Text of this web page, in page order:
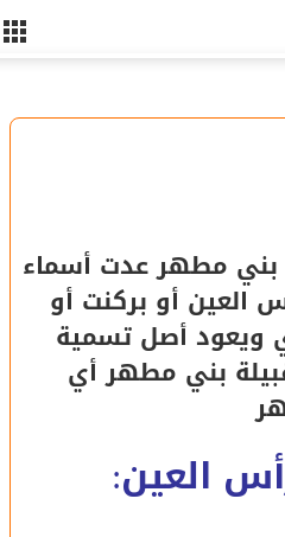
بني مطهر عدت أسماء
العين أو بركنت أو
ويعود أصل تسمية
قبيلة بني مطهر أي
العين: